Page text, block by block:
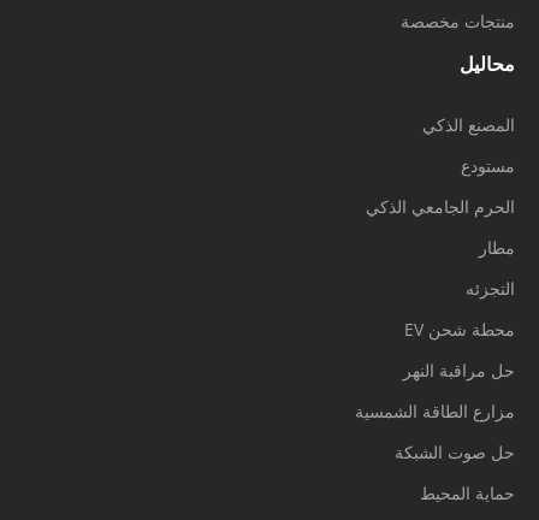
منتجات مخصصة
محاليل
المصنع الذكي
مستودع
الحرم الجامعي الذكي
مطار
التجزئه
محطة شحن EV
حل مراقبة النهر
مزارع الطاقة الشمسية
حل صوت الشبكة
حماية المحيط